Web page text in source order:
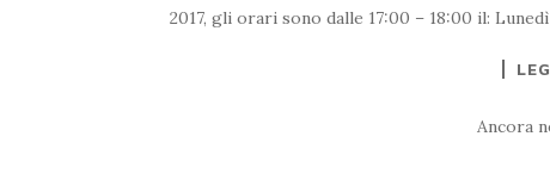
2017, gli orari sono dalle 17:00 – 18:00 il:
Ancora